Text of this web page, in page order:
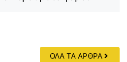
ΟΛΑ ΤΑ ΑΡΘΡΑ